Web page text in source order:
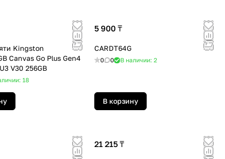
Kingston
Canvas Go Plus Gen4
V30 256GB
18
5 900 ₸
CARDT64G
0 0 В наличии: 2
В корзину
21 215 ₸